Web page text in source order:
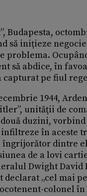
Budapesta,
să iniţieze
problema.
să abdice, în
capturat pe fiul
1944,
unităţii de
duzini,
în aceste
dintre
de a lovi
Dwight
declarat „cel mai
colonel în